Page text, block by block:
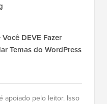
DEVE Fazer
Temas do WordPress
apoiado pelo leitor. Isso